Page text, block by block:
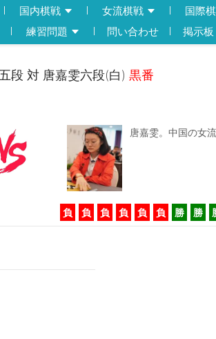
国内棋戦 女流棋戦 国際
練習問題 問い合わせ 掲示板
段 対 唐嘉雯六段(白)黒番
唐嘉雯。中国の女
負 負 負 負 負 負 勝 勝